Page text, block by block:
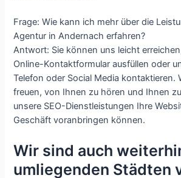
Frage: Wie kann ich mehr über die
Agentur in Andernach erfahren?
Antwort: Sie können uns leicht
Online-Kontaktformular ausfüllen oder
Telefon oder Social Media kontaktieren.
freuen, von Ihnen zu hören und Ihnen
unsere SEO-Dienstleistungen Ihre
Geschäft voranbringen können.
Wir sind auch
umliegenden Städten